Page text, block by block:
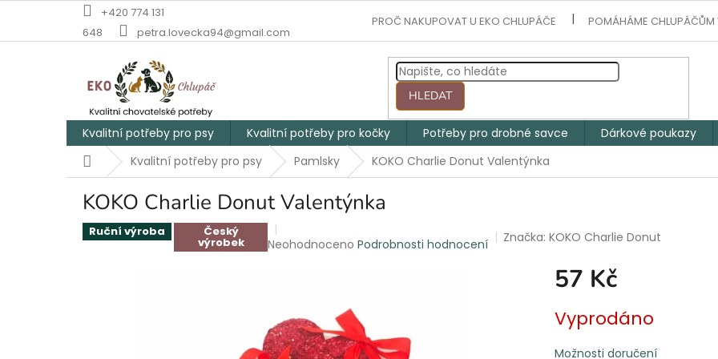
obsah
+420 774 131
648
petra.lovecka94@gmail.com
PROČ NAKUPOVAT U EKO CHLUPÁČE POMÁHÁME CHLUPÁČŮM
HLEDAT
Kvalitní potřeby pro psy Kvalitní potřeby pro kočky Potřeby pro drobné savce Dárkové poukazy
DomůKvalitní potřeby pro psy Pamlsky KOKO Charlie Donut Valentýnka
KOKO Charlie Donut Valentýnka
Ruční výroba Český
výrobek
Průměrné
5
hvězdiček.
Neohodnoceno Podrobnosti hodnocení Značka:KOKO Charlie Donut
57 Kč
cena:
Vyprodáno
Možnosti doručení